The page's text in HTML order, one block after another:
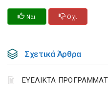
Ναι Οχι
Σχετικά Άρθρα
ΕΥΕΛΙΚΤΑ